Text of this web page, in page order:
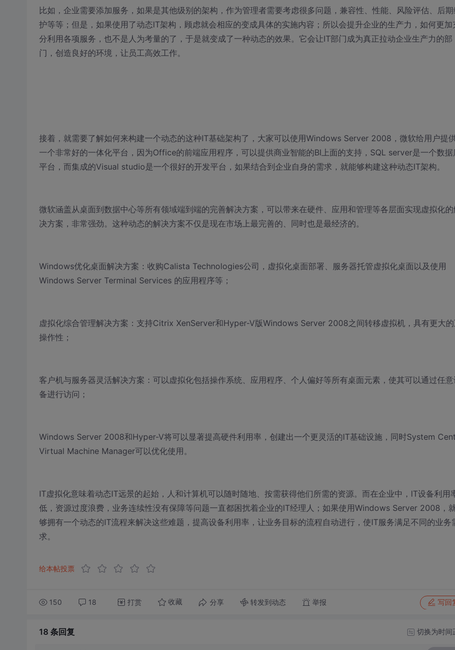
比如，企业需要添加服务，如果是其他级别的架构，作为管理者需要考虑很多问题，兼容性、性能、风险评估、后期
护等等；但是，如果使用了动态IT架构，顾虑就会相应的变成具体的实施内容；所以会提升企业的生产力，如何更加
分利用各项服务，也不是人为考量的了，于是就变成了一种动态的效果。它会让IT部门成为真正拉动企业生产力的部
门，创造良好的环境，让员工高效工作。
接着，就需要了解如何来构建一个动态的这种IT基础架构了，大家可以使用Windows Server 2008，微软给用户提
一个非常好的一体化平台，因为Office的前端应用程序，可以提供商业智能的BI上面的支持，SQL server是一个数据
平台，而集成的Visual studio是一个很好的开发平台，如果结合到企业自身的需求，就能够构建这种动态IT架构。
微软涵盖从桌面到数据中心等所有领域端到端的完善解决方案，可以带来在硬件、应用和管理等各层面实现虚拟化的
决方案，非常强劲。这种动态的解决方案不仅是现在市场上最完善的、同时也是最经济的。
Windows优化桌面解决方案：收购Calista Technologies公司，虚拟化桌面部署、服务器托管虚拟化桌面以及使用
Windows Server Terminal Services 的应用程序等；
虚拟化综合管理解决方案：支持Citrix XenServer和Hyper-V版Windows Server 2008之间转移虚拟机，具有更大
操作性；
客户机与服务器灵活解决方案：可以虚拟化包括操作系统、应用程序、个人偏好等所有桌面元素，使其可以通过任意
备进行访问；
Windows Server 2008和Hyper-V将可以显著提高硬件利用率，创建出一个更灵活的IT基础设施，同时System
Virtual Machine Manager可以优化使用。
IT虚拟化意味着动态IT远景的起始，人和计算机可以随时随地、按需获得他们所需的资源。而在企业中，IT设备利用
低，资源过度浪费，业务连续性没有保障等问题一直都困扰着企业的IT经理人；如果使用Windows Server 2008，
够拥有一个动态的IT流程来解决这些难题，提高设备利用率，让业务目标的流程自动进行，使IT服务满足不同的业务
求。
给本帖投票
150 18 打赏 收藏 分享 转发到动态 举报 写回
18 条回复 切换为时间